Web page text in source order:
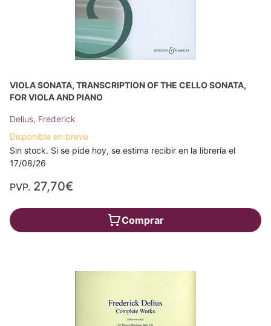
VIOLA SONATA, TRANSCRIPTION OF THE CELLO SONATA,
FOR VIOLA AND PIANO
Delius, Frederick
Disponible en breve
Sin stock. Si se pide hoy, se estima recibir en la librería el
17/08/26
PVP. 27,70€
Comprar